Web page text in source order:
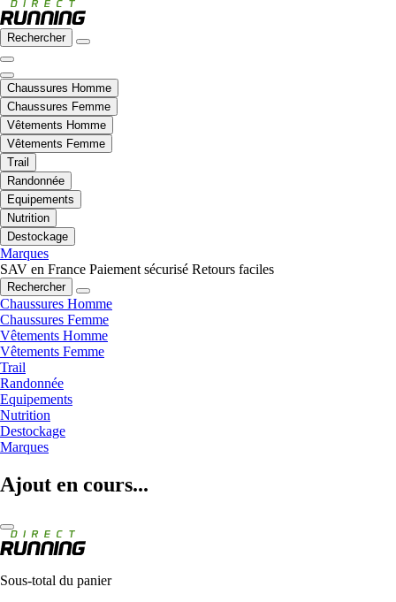
Rechercher
Chaussures Homme
Chaussures Femme
Vêtements Homme
Vêtements Femme
Trail
Randonnée
Equipements
Nutrition
Destockage
Marques
SAV en France Paiement sécurisé Retours faciles
Rechercher
Chaussures Homme
Chaussures Femme
Vêtements Homme
Vêtements Femme
Trail
Randonnée
Equipements
Nutrition
Destockage
Marques
Ajout en cours...
Sous-total du panier